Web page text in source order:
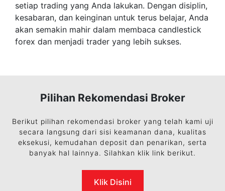
setiap trading yang Anda lakukan. Dengan disiplin,
kesabaran, dan keinginan untuk terus belajar, Anda
akan semakin mahir dalam membaca candlestick
forex dan menjadi trader yang lebih sukses.
Pilihan Rekomendasi Broker
Berikut pilihan rekomendasi broker yang telah kami uji
secara langsung dari sisi keamanan dana, kualitas
eksekusi, kemudahan deposit dan penarikan, serta
banyak hal lainnya. Silahkan klik link berikut.
Klik Disini